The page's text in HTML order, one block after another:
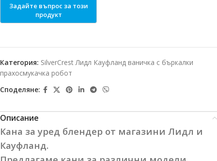
Категория: SilverCrest Лидл Кауфланд ваничка с бъркалки
прахосмукачка робот
Споделяне:
Описание
Кана за уред блендер от магазини Лидл и
Кауфланд.